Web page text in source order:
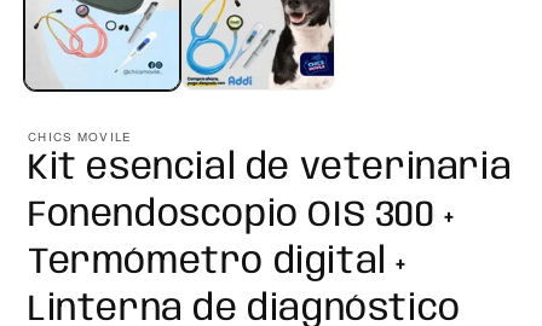
una
ventana
modal
CHICS MOVILE
Kit esencial de veterinaria
Fonendoscopio OIS 300 +
Termómetro digital +
Linterna de diagnóstico